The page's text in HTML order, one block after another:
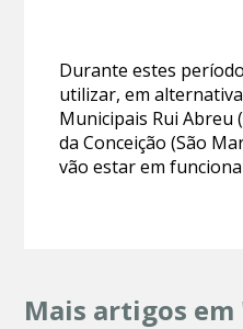
Durante estes
utilizar, em
Municipais Rui Abreu
da Conceição (São
vão estar em
Mais artigos